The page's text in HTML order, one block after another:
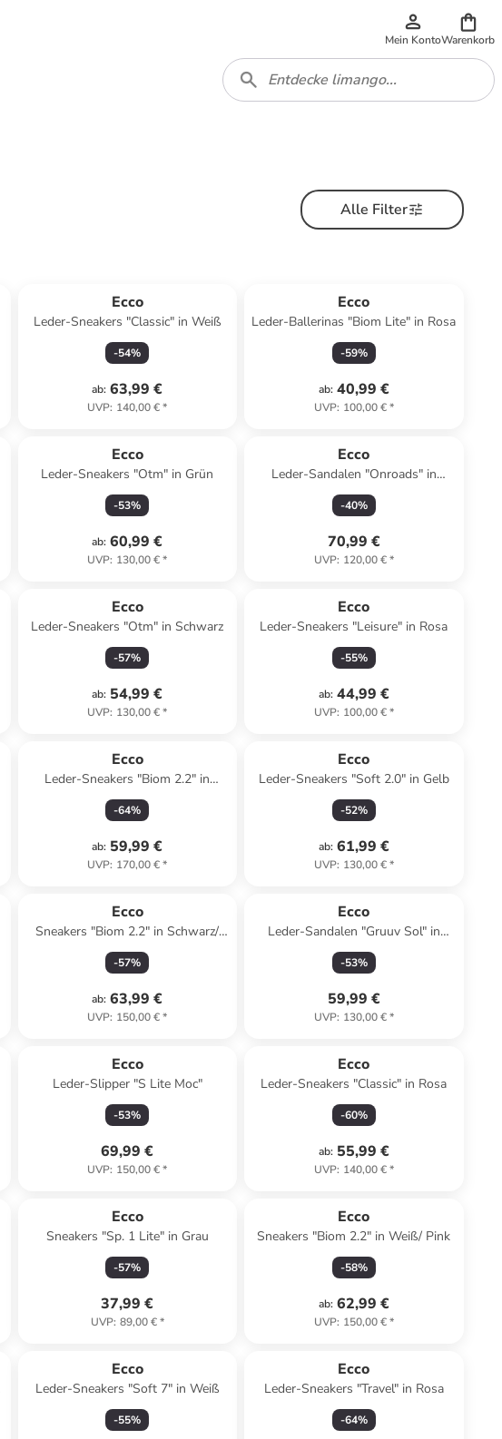
Mein KontoWarenkorb
Alle Filter
Ecco
Leder-Sneakers "Classic" in Weiß
-54%
ab: 63,99 €
UVP: 140,00 €*
Ecco
Leder-Ballerinas "Biom Lite" in Rosa
-59%
ab: 40,99 €
UVP: 100,00 €*
Ecco
Leder-Sneakers "Otm" in Grün
-53%
ab: 60,99 €
UVP: 130,00 €*
Ecco
Leder-Sandalen "Onroads" in
Schwarz
-40%
70,99 €
UVP: 120,00 €*
Ecco
Leder-Sneakers "Otm" in Schwarz
-57%
ab: 54,99 €
UVP: 130,00 €*
Ecco
Leder-Sneakers "Leisure" in Rosa
-55%
ab: 44,99 €
UVP: 100,00 €*
Ecco
Leder-Sneakers "Biom 2.2" in
Schwarz
-64%
ab: 59,99 €
UVP: 170,00 €*
Ecco
Leder-Sneakers "Soft 2.0" in Gelb
-52%
ab: 61,99 €
UVP: 130,00 €*
Ecco
Sneakers "Biom 2.2" in Schwarz/
Grau
-57%
ab: 63,99 €
UVP: 150,00 €*
Ecco
Leder-Sandalen "Gruuv Sol" in
Beige
-53%
59,99 €
UVP: 130,00 €*
Ecco
Leder-Slipper "S Lite Moc"
-53%
69,99 €
UVP: 150,00 €*
Ecco
Leder-Sneakers "Classic" in Rosa
-60%
ab: 55,99 €
UVP: 140,00 €*
Ecco
Sneakers "Sp. 1 Lite" in Grau
-57%
37,99 €
UVP: 89,00 €*
Ecco
Sneakers "Biom 2.2" in Weiß/ Pink
-58%
ab: 62,99 €
UVP: 150,00 €*
Ecco
Leder-Sneakers "Soft 7" in Weiß
-55%
Ecco
Leder-Sneakers "Travel" in Rosa
-64%